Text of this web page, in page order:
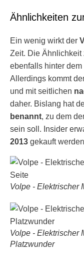
Ähnlichkeiten
Ein wenig wirkt der
Zeit. Die Ähnlichkeit
ebenfalls hinter
Allerdings kommt
und mit seitlichen
daher. Bislang hat
benannt, zu dem
sein soll. Insider
2013 gekauft
Volpe - Elektrischer
Volpe - Elektrischer
Platzwunder